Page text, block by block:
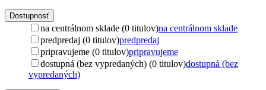
Dostupnosť
na centrálnom sklade (0 titulov)na centrálnom sklade
predpredaj (0 titulov)predpredaj
pripravujeme (0 titulov)pripravujeme
dostupná (bez vypredaných) (0 titulov)dostupná (bez
vypredaných)